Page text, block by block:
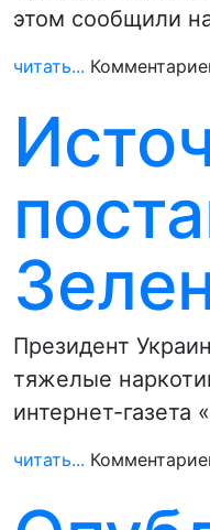
этом сообщили
читать...
Президент
тяжелые
интернет-газета
читать...